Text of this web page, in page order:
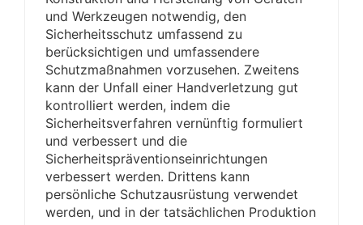
und Werkzeugen notwendig, den
Sicherheitsschutz umfassend zu
berücksichtigen und umfassendere
Schutzmaßnahmen vorzusehen. Zweitens
kann der Unfall einer Handverletzung gut
kontrolliert werden, indem die
Sicherheitsverfahren vernünftig formuliert
und verbessert und die
Sicherheitspräventionseinrichtungen
verbessert werden. Drittens kann
persönliche Schutzausrüstung verwendet
werden, und in der tatsächlichen Produktion